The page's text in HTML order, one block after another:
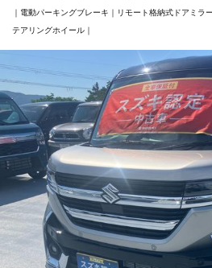
｜電動パーキングブレーキ｜リモート格納式ドアミラ
テアリングホイール｜